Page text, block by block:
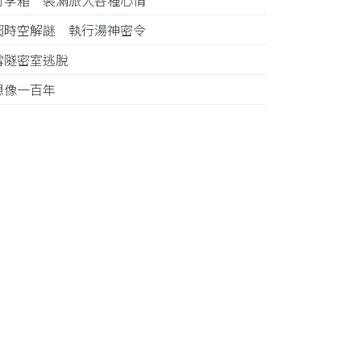
時空解謎 執行湯神密令
隧密室逃脫
像一百年